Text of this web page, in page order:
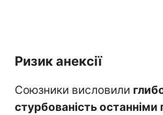
Ризик анексії
Союзники висловили
стурбованість останніми